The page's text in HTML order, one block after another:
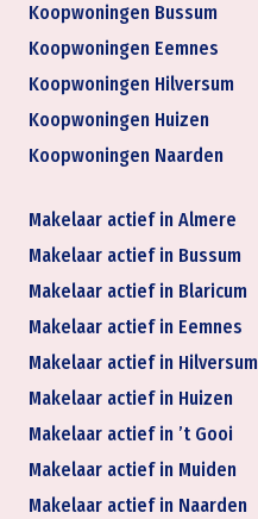
Koopwoningen Bussum
Koopwoningen Eemnes
Koopwoningen Hilversum
Koopwoningen Huizen
Koopwoningen Naarden
Makelaar actief in Almere
Makelaar actief in Bussum
Makelaar actief in Blaricum
Makelaar actief in Eemnes
Makelaar actief in Hilversum
Makelaar actief in Huizen
Makelaar actief in ’t Gooi
Makelaar actief in Muiden
Makelaar actief in Naarden